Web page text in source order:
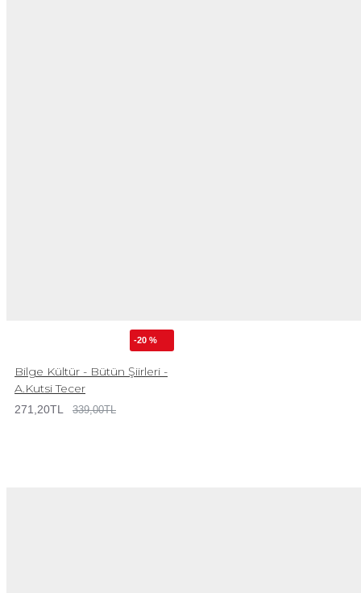
-20 %
Bilge Kültür - Bütün Şiirleri -
A.Kutsi Tecer
271,20TL 339,00TL